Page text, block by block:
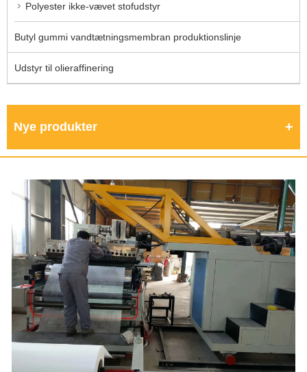
Polyester ikke-vævet stofudstyr
Butyl gummi vandtætningsmembran produktionslinje
Udstyr til olieraffinering
Nye produkter